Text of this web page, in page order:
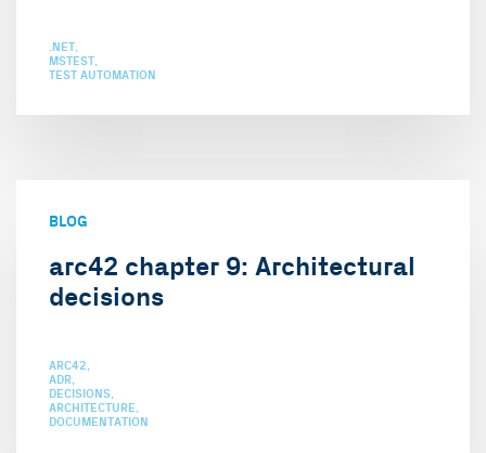
.NET
MSTEST
TEST AUTOMATION
BLOG
arc42 chapter 9: Architectural
decisions
ARC42
ADR
DECISIONS
ARCHITECTURE
DOCUMENTATION